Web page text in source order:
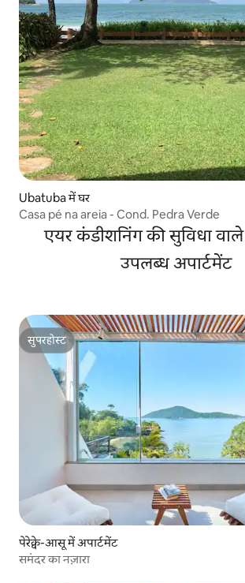
Ubatuba में घर
Casa pé na areia - Cond. Pedra Verde
एयर कंडीशनिंग की सुविधा वाले
उपलब्ध अपार्टमेंट
सुपरहोस्ट
सुपरहोस्ट
पेरेक्वे-आसू में अपार्टमेंट
समंदर का नज़ारा